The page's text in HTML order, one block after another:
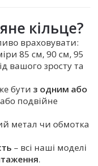
кільце?
враховувати:
85 см, 90 см, 95
вашого зросту та
бути з одним або
подвійне
метал чи обмотка
– всі наші моделі
.